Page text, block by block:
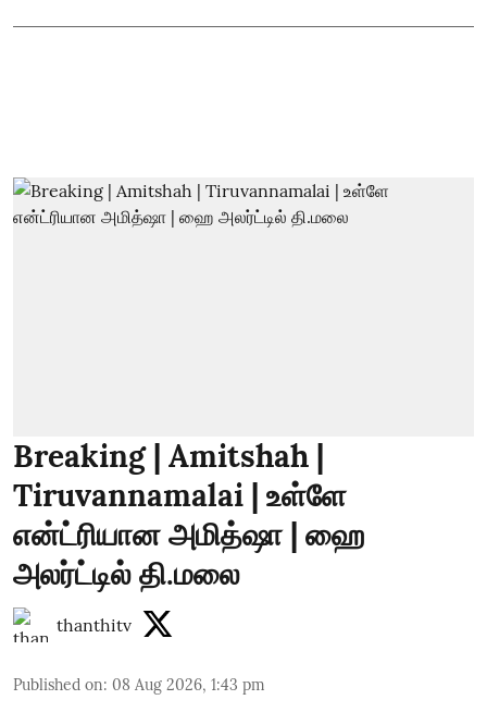
Breaking | Amitshah |
Tiruvannamalai | உள்ளே
என்ட்ரியான அமித்ஷா | ஹை
அலர்ட்டில் தி.மலை
thanthitv
Published on: 08 Aug 2026, 1:43 pm